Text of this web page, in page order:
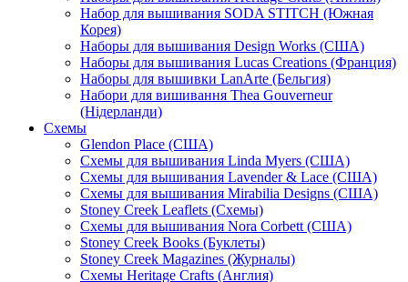
Набор для вышивания SODA STITCH (Южная
Корея)
Наборы для вышивания Design Works (США)
Наборы для вышивания Lucas Creations (Франция)
Наборы для вышивки LanArte (Бельгия)
Набори для вишивання Thea Gouverneur
(Нідерланди)
Схемы
Glendon Place (США)
Схемы для вышивания Linda Myers (США)
Схемы для вышивания Lavender & Lace (США)
Схемы для вышивания Mirabilia Designs (США)
Stoney Creek Leaflets (Схемы)
Схемы для вышивания Nora Corbett (США)
Stoney Creek Books (Буклеты)
Stoney Creek Magazines (Журналы)
Схемы Heritage Crafts (Англия)